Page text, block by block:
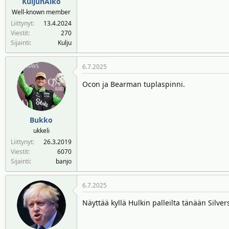
Well-known member
Liittynyt
13.4.2024
Viestit
270
Sijainti
Kulju
Bukko
ukkeli
Liittynyt
26.3.2019
Viestit
6070
Sijainti
banjo
6.7.2025
Ocon ja Bearman tuplaspinni.
6.7.2025
Näyttää kyllä Hulkin palleilta tänään